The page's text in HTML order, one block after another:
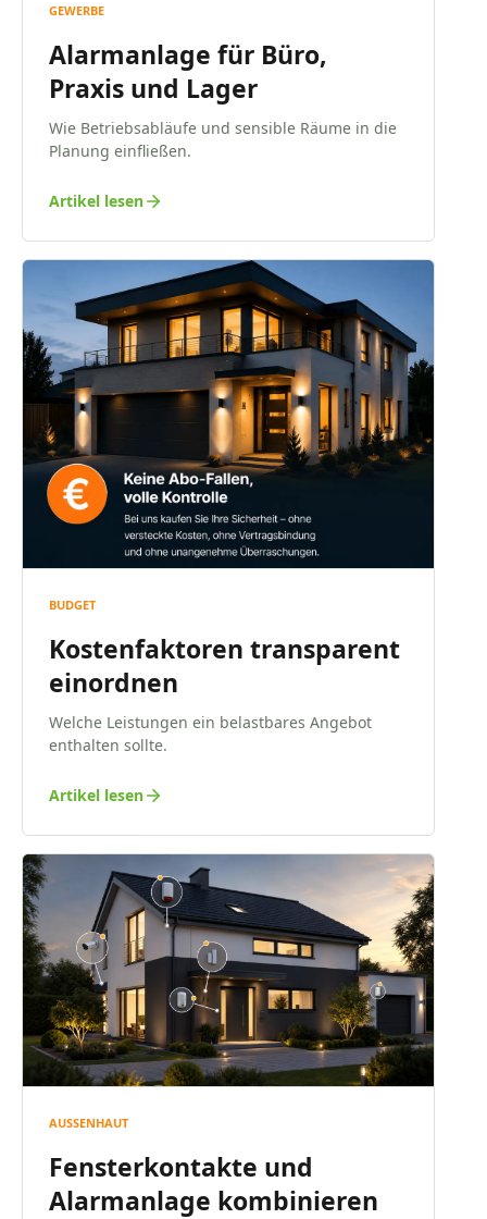
GEWERBE
Alarmanlage für Büro,
Praxis und Lager
Wie Betriebsabläufe und sensible Räume in die
Planung einfließen.
Artikel lesen
BUDGET
Kostenfaktoren transparent
einordnen
Welche Leistungen ein belastbares Angebot
enthalten sollte.
Artikel lesen
AUSSENHAUT
Fensterkontakte und
Alarmanlage kombinieren